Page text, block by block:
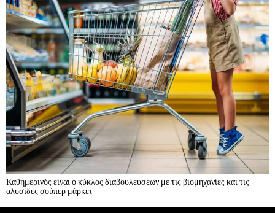
Καθημερινός είναι ο κύκλος διαβουλεύσεων με τις βιομηχανίες και τις
αλυσίδες σούπερ μάρκετ